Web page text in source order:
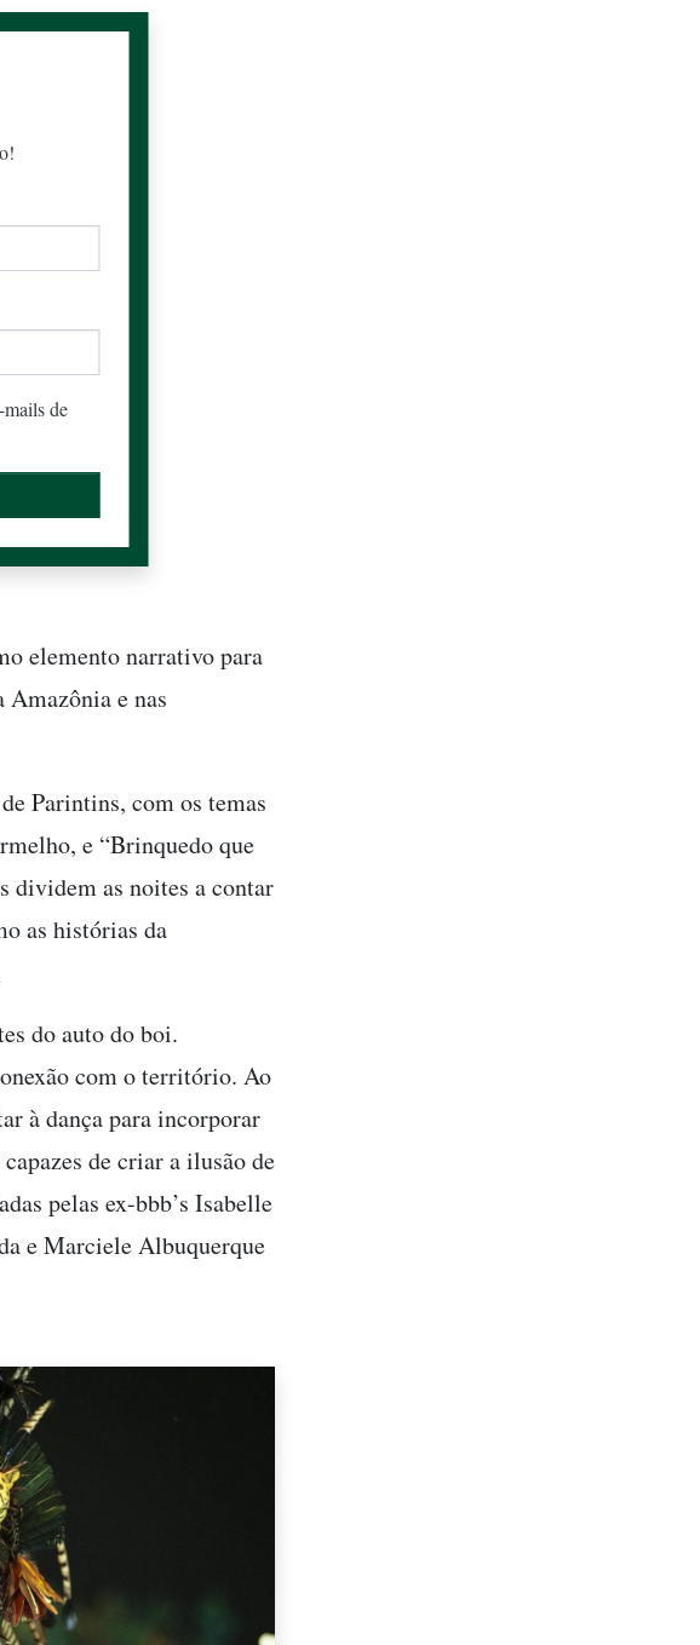
de
elemento narrativo para
e nas
Parintins, com os temas
e “Brinquedo que
dividem as noites a contar
as histórias da
do auto do boi.
com o território. Ao
à dança para incorporar
de criar a ilusão de
pelas ex-bbb’s Isabelle
e Marciele Albuquerque